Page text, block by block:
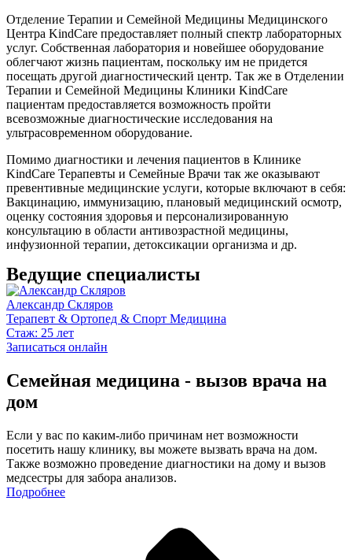
Отделение Терапии и Семейной Медицины Медицинского
Центра KindCare предоставляeт полный спектр лабораторных
услуг. Собственная лаборатория и новейшее оборудование
облегчают жизнь пациентам, поскольку им не придется
посещать другой диагностический центр. Так же в Отделении
Терапии и Семейной Медицины Клиники KindCare
пациентам предоставляется возможность пройти
всевозможные диагностические исследования на
ультрасовременном оборудование.
Помимо диагностики и лечения пациентов в Клинике
KindCare Терапевты и Семейные Врачи так же оказывают
превентивные медицинские услуги, которые включают в себя:
Вакцинацию, иммунизацию, плановый медицинский осмотр,
оценку состояния здоровья и персонализированную
консультацию в области антивозрастной медицины,
инфузионной терапии, детоксикации организма и др.
Ведущие специалисты
Александр Скляров
Терапевт & Ортопед & Спорт Медицина
Стаж: 25 лет
Записаться онлайн
Семейная медицина - вызов врача на
дом
Eсли у вас по каким-либо причинам нет возможности
посетить нашу клинику, вы можете вызвать врача на дом.
Также возможно проведение диагностики на дому и вызов
медсестры для забора анализов.
Подробнее